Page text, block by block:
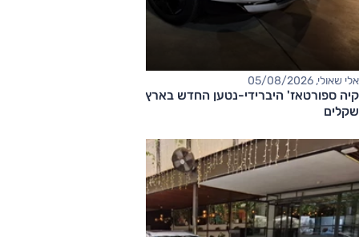
אלי שאולי, 05/08/2026
שקלים